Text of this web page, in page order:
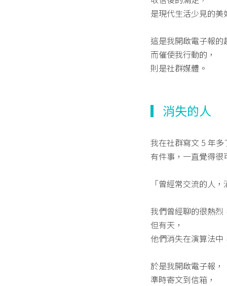
是現代生活少見的美
這是我開啟電子報的
而催使我行動的，
則是社群媒體。
▎消失的人
我在社群寫文 5 年多
有件事，一直覺得很
「曾經常交流的人，
我們曾經聊的很熱烈
但有天，
他們消失在演算法中
於是我開啟電子報，
準時寄文到信箱，